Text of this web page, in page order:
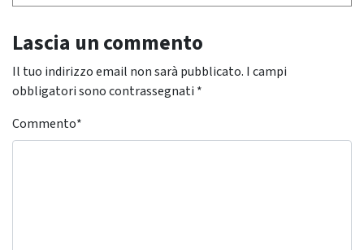
Lascia un commento
Il tuo indirizzo email non sarà pubblicato. I campi
obbligatori sono contrassegnati *
Commento*